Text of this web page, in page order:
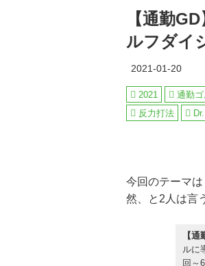
【通勤
ルフダイ
2021-01-20
2021 通勤
反力打法
今回のテーマ
然、と2人は言
【通
ルに
回～